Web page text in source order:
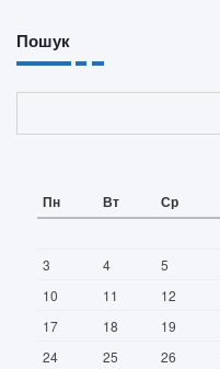
Пошук
Пн Вт Ср
3
4 5
10
11 12
17
18 19
24
25 26